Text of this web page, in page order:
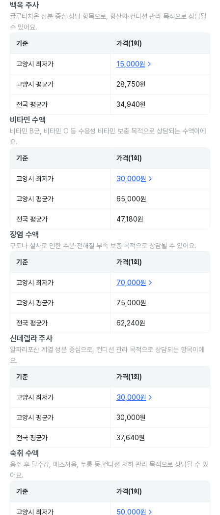
백옥 주사
글루타치온 성분 중심 상담 항목으로, 항산화·컨디션 관리 목적으로 상담될
수 있어요.
기준 가격(1회)
고양시 최저가 15,000원
고양시 평균가 28,750원
전국 평균가 34,940원
비타민 수액
비타민 B군, 비타민 C 등 수용성 비타민 보충 목적으로 상담되는 수액이에
요.
기준 가격(1회)
고양시 최저가 30,000원
고양시 평균가 65,000원
전국 평균가 47,180원
장염 수액
구토나 설사로 인한 수분·전해질 부족 보충 목적으로 상담될 수 있어요.
기준 가격(1회)
고양시 최저가 70,000원
고양시 평균가 75,000원
전국 평균가 62,240원
신데렐라 주사
알파리포산 계열 성분 중심으로, 컨디션 관리 목적으로 상담되는 항목이에
요.
기준 가격(1회)
고양시 최저가 30,000원
고양시 평균가 30,000원
전국 평균가 37,640원
숙취 수액
음주 후 탈수감, 메스꺼움, 두통 등 컨디션 저하 관리 목적으로 상담될 수 있
어요.
기준 가격(1회)
고양시 최저가 50,000원